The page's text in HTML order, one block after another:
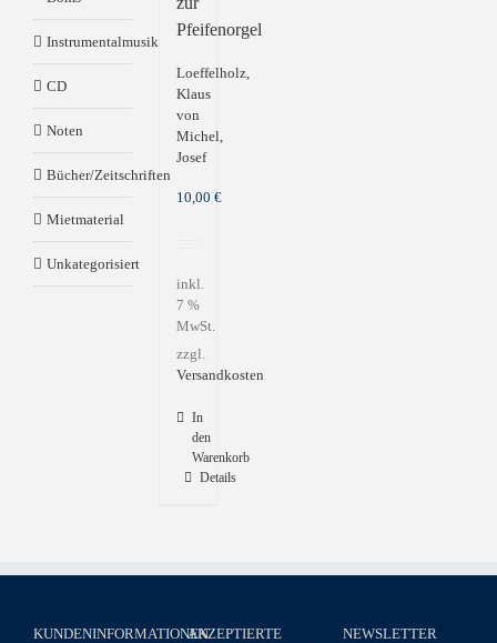
Pfeifenorgel
Loeffelholz,
Klaus
von
Michel,
Josef
10,00 €
inkl.
7 %
MwSt.
zzgl.
Versandkosten
In
den
Warenkorb
Details
Instrumentalmusik
CD
Noten
Bücher/Zeitschriften
Mietmaterial
Unkategorisiert
KUNDENINFORMATIONENAKZEPTIERTE
NEWSLETTER